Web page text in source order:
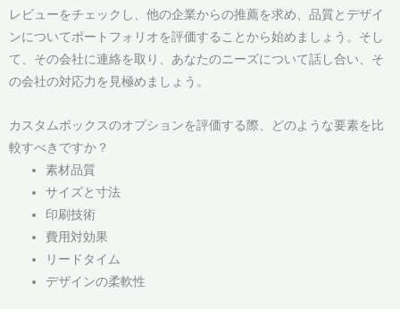
レビューをチェックし、他の企業からの推薦を求め、品質とデザイ
ンについてポートフォリオを評価することから始めましょう。そし
て、その会社に連絡を取り、あなたのニーズについて話し合い、そ
の会社の対応力を見極めましょう。
カスタムボックスのオプションを評価する際、どのような要素を比
較すべきですか？
素材品質
サイズと寸法
印刷技術
費用対効果
リードタイム
デザインの柔軟性